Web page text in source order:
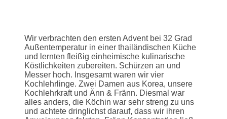
Wir verbrachten den ersten Advent bei 32 Grad
Außentemperatur in einer thailändischen Küche
und lernten fleißig einheimische kulinarische
Köstlichkeiten zubereiten. Schürzen an und
Messer hoch. Insgesamt waren wir vier
Kochlehrlinge. Zwei Damen aus Korea, unsere
Kochlehrkraft und Änn & Fränn. Diesmal war
alles anders, die Köchin war sehr streng zu uns
und achtete dringlichst darauf, dass wir ihren